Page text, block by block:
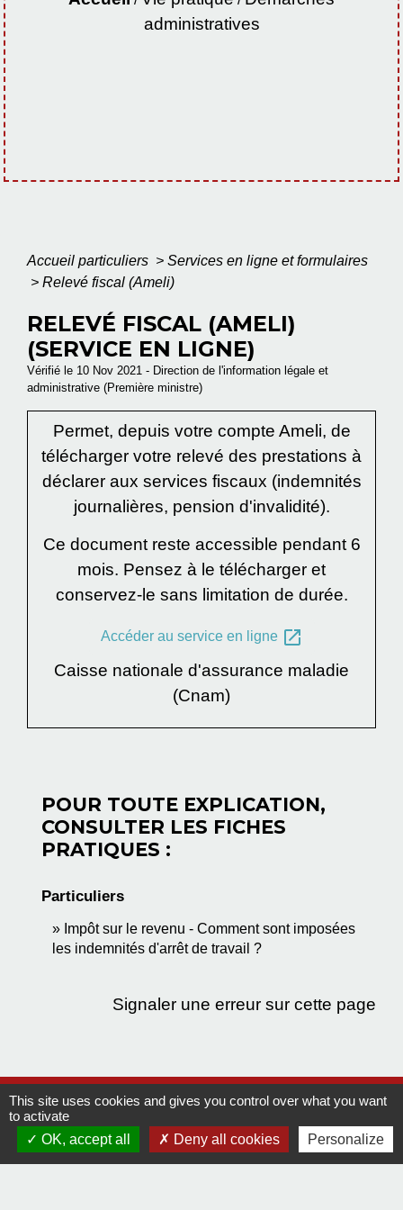
administratives
Accueil particuliers > Services en ligne et formulaires
> Relevé fiscal (Ameli)
RELEVÉ FISCAL (AMELI)
(SERVICE EN LIGNE)
Vérifié le 10 Nov 2021 - Direction de l'information légale et
administrative (Première ministre)
Permet, depuis votre compte Ameli, de
télécharger votre relevé des prestations à
déclarer aux services fiscaux (indemnités
journalières, pension d'invalidité).
Ce document reste accessible pendant 6
mois. Pensez à le télécharger et
conservez-le sans limitation de durée.
Accéder au service en ligne open_in_new
Caisse nationale d'assurance maladie
(Cnam)
POUR TOUTE EXPLICATION,
CONSULTER LES FICHES
PRATIQUES :
Particuliers
Impôt sur le revenu - Comment sont imposées
les indemnités d'arrêt de travail ?
Signaler une erreur sur cette page
Contact
Comment joindre la mairie
This site uses cookies and gives you control over what you want
to activate
OK, accept all
Deny all cookies Personalize